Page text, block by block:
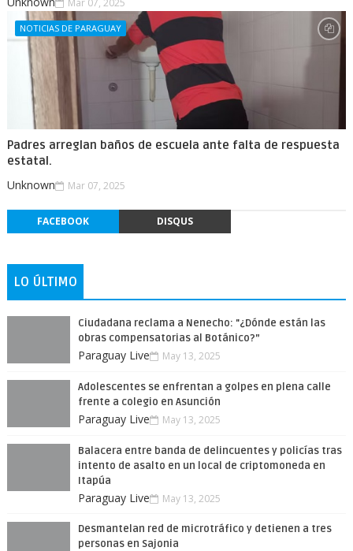
Mar 07, 2025
NOTICIAS DE PARAGUAY
Padres arreglan baños de escuela ante falta de respuesta
estatal.
Unknown Mar 07, 2025
FACEBOOK DISQUS
LO ÚLTIMO
Ciudadana reclama a Nenecho: "¿Dónde están las
obras compensatorias al Botánico?”
Paraguay Live May 13, 2025
Adolescentes se enfrentan a golpes en plena calle
frente a colegio en Asunción
Paraguay Live May 13, 2025
Balacera entre banda de delincuentes y policías tras
intento de asalto en un local de criptomoneda en
Itapúa
Paraguay Live May 13, 2025
Desmantelan red de microtráfico y detienen a tres
personas en Sajonia